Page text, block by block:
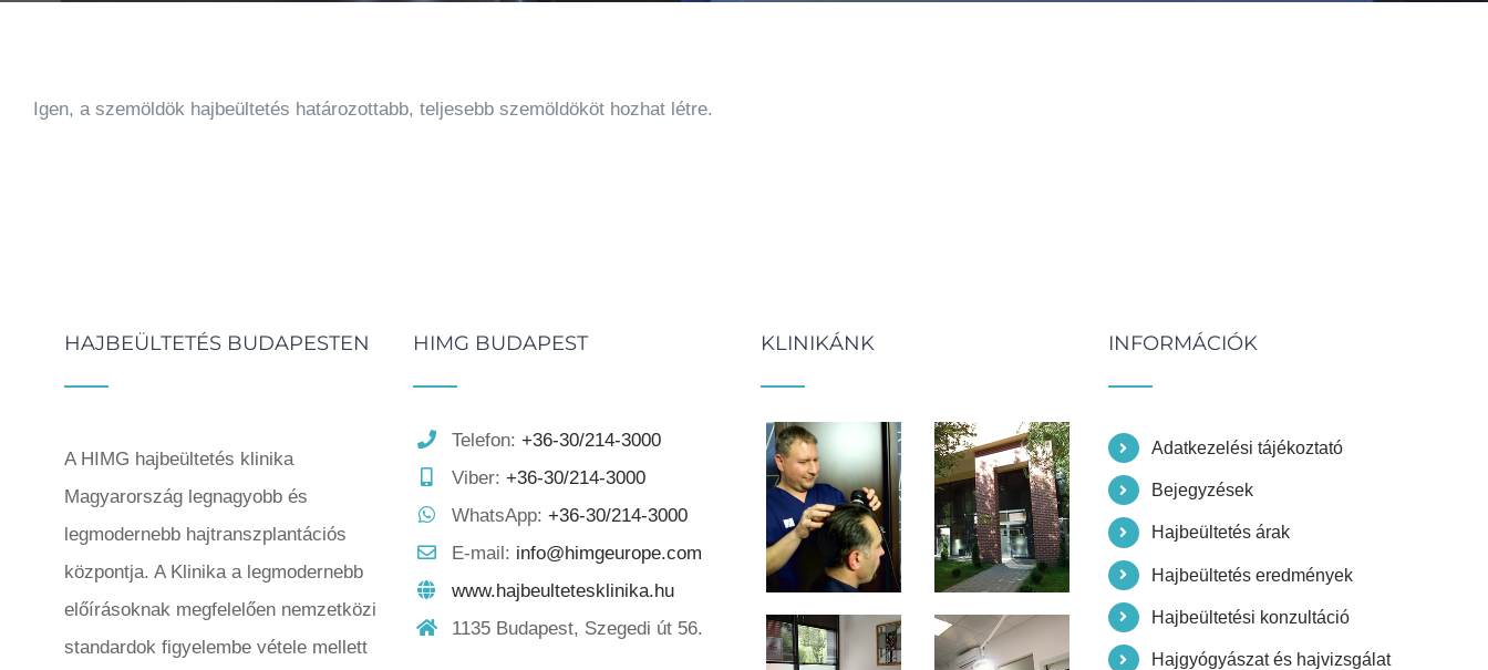
Igen, a szemöldök hajbeültetés határozottabb, teljesebb szemöldököt hozhat létre.
HAJBEÜLTETÉS BUDAPESTEN
A HIMG hajbeültetés klinika
Magyarország legnagyobb és
legmodernebb hajtranszplantációs
központja. A Klinika a legmodernebb
előírásoknak megfelelően nemzetközi
standardok figyelembe vétele mellett
HIMG BUDAPEST
Telefon: +36-30/214-3000
Viber: +36-30/214-3000
WhatsApp: +36-30/214-3000
E-mail: info@himgeurope.com
www.hajbeultetesklinika.hu
1135 Budapest, Szegedi út 56.
KLINIKÁNK INFORMÁCIÓK
Adatkezelési tájékoztató
Bejegyzések
Hajbeültetés árak
Hajbeültetés eredmények
Hajbeültetési konzultáció
Hajgyógyászat és hajvizsgálat